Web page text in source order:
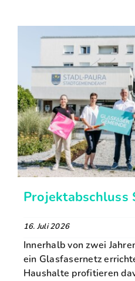
Projektabschluss
16. Juli 2026
Innerhalb von zwei
ein Glasfasernetz
Haushalte profitieren